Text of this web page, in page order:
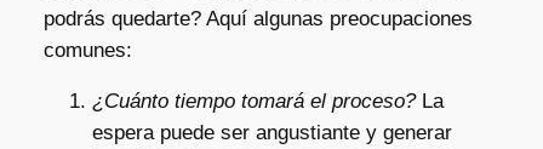
podrás quedarte? Aquí algunas preocupaciones
comunes:
¿Cuánto tiempo tomará el proceso?La
espera puede ser angustiante y generar